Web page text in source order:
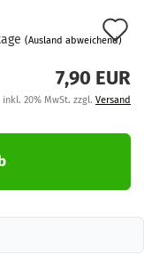
(Ausland abweichend)
7,90 EUR
inkl. 20% MwSt. zzgl. Versand